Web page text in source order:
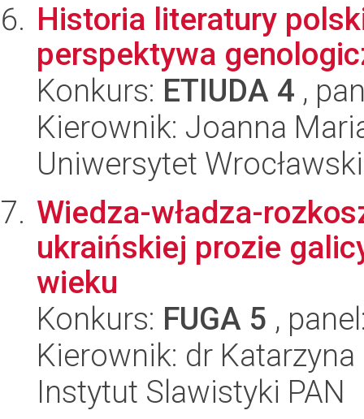
Historia literatury
perspektywa
Konkurs: ETIUDA 4 ,
Kierownik: Joanna
Uniwersytet
Wiedza-władza-
ukraińskiej prozie
wieku
Konkurs: FUGA 5 ,
Kierownik: dr
Instytut Slawistyki PAN